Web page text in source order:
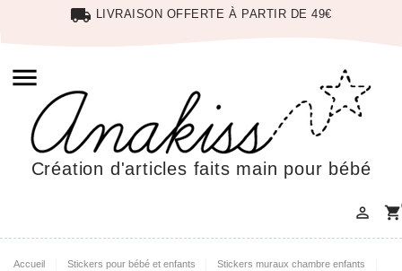
local_shipping LIVRAISON OFFERTE À PARTIR DE 49€

Création d'articles faits main pour bébé
 shopping_cart
Accueil Stickers pour bébé et enfants Stickers muraux chambre enfants